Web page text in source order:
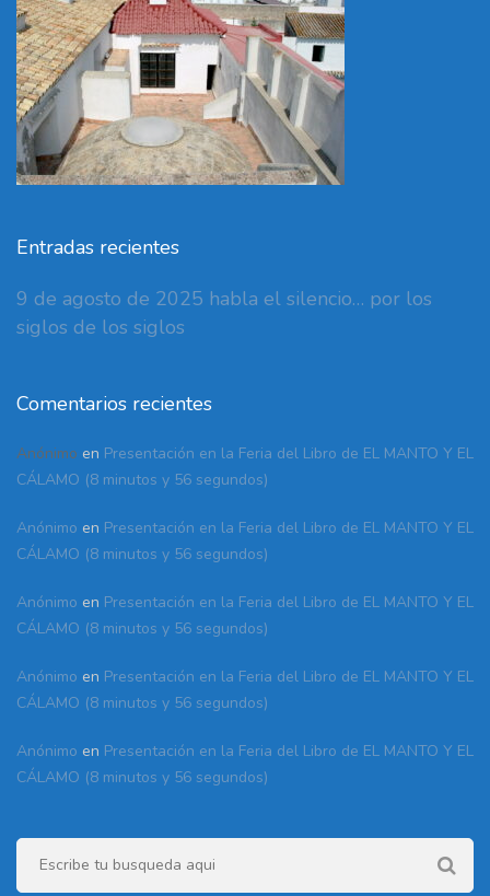
Entradas recientes
9 de agosto de 2025 habla el silencio… por los
siglos de los siglos
Comentarios recientes
Anónimo en Presentación en la Feria del Libro de EL MANTO Y EL
CÁLAMO (8 minutos y 56 segundos)
Anónimo en Presentación en la Feria del Libro de EL MANTO Y EL
CÁLAMO (8 minutos y 56 segundos)
Anónimo en Presentación en la Feria del Libro de EL MANTO Y EL
CÁLAMO (8 minutos y 56 segundos)
Anónimo en Presentación en la Feria del Libro de EL MANTO Y EL
CÁLAMO (8 minutos y 56 segundos)
Anónimo en Presentación en la Feria del Libro de EL MANTO Y EL
CÁLAMO (8 minutos y 56 segundos)